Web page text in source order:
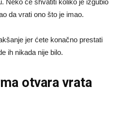
da vrati ono što je imao.
jer ćete konačno prestati
ih nikada nije bilo.
otvara vrata